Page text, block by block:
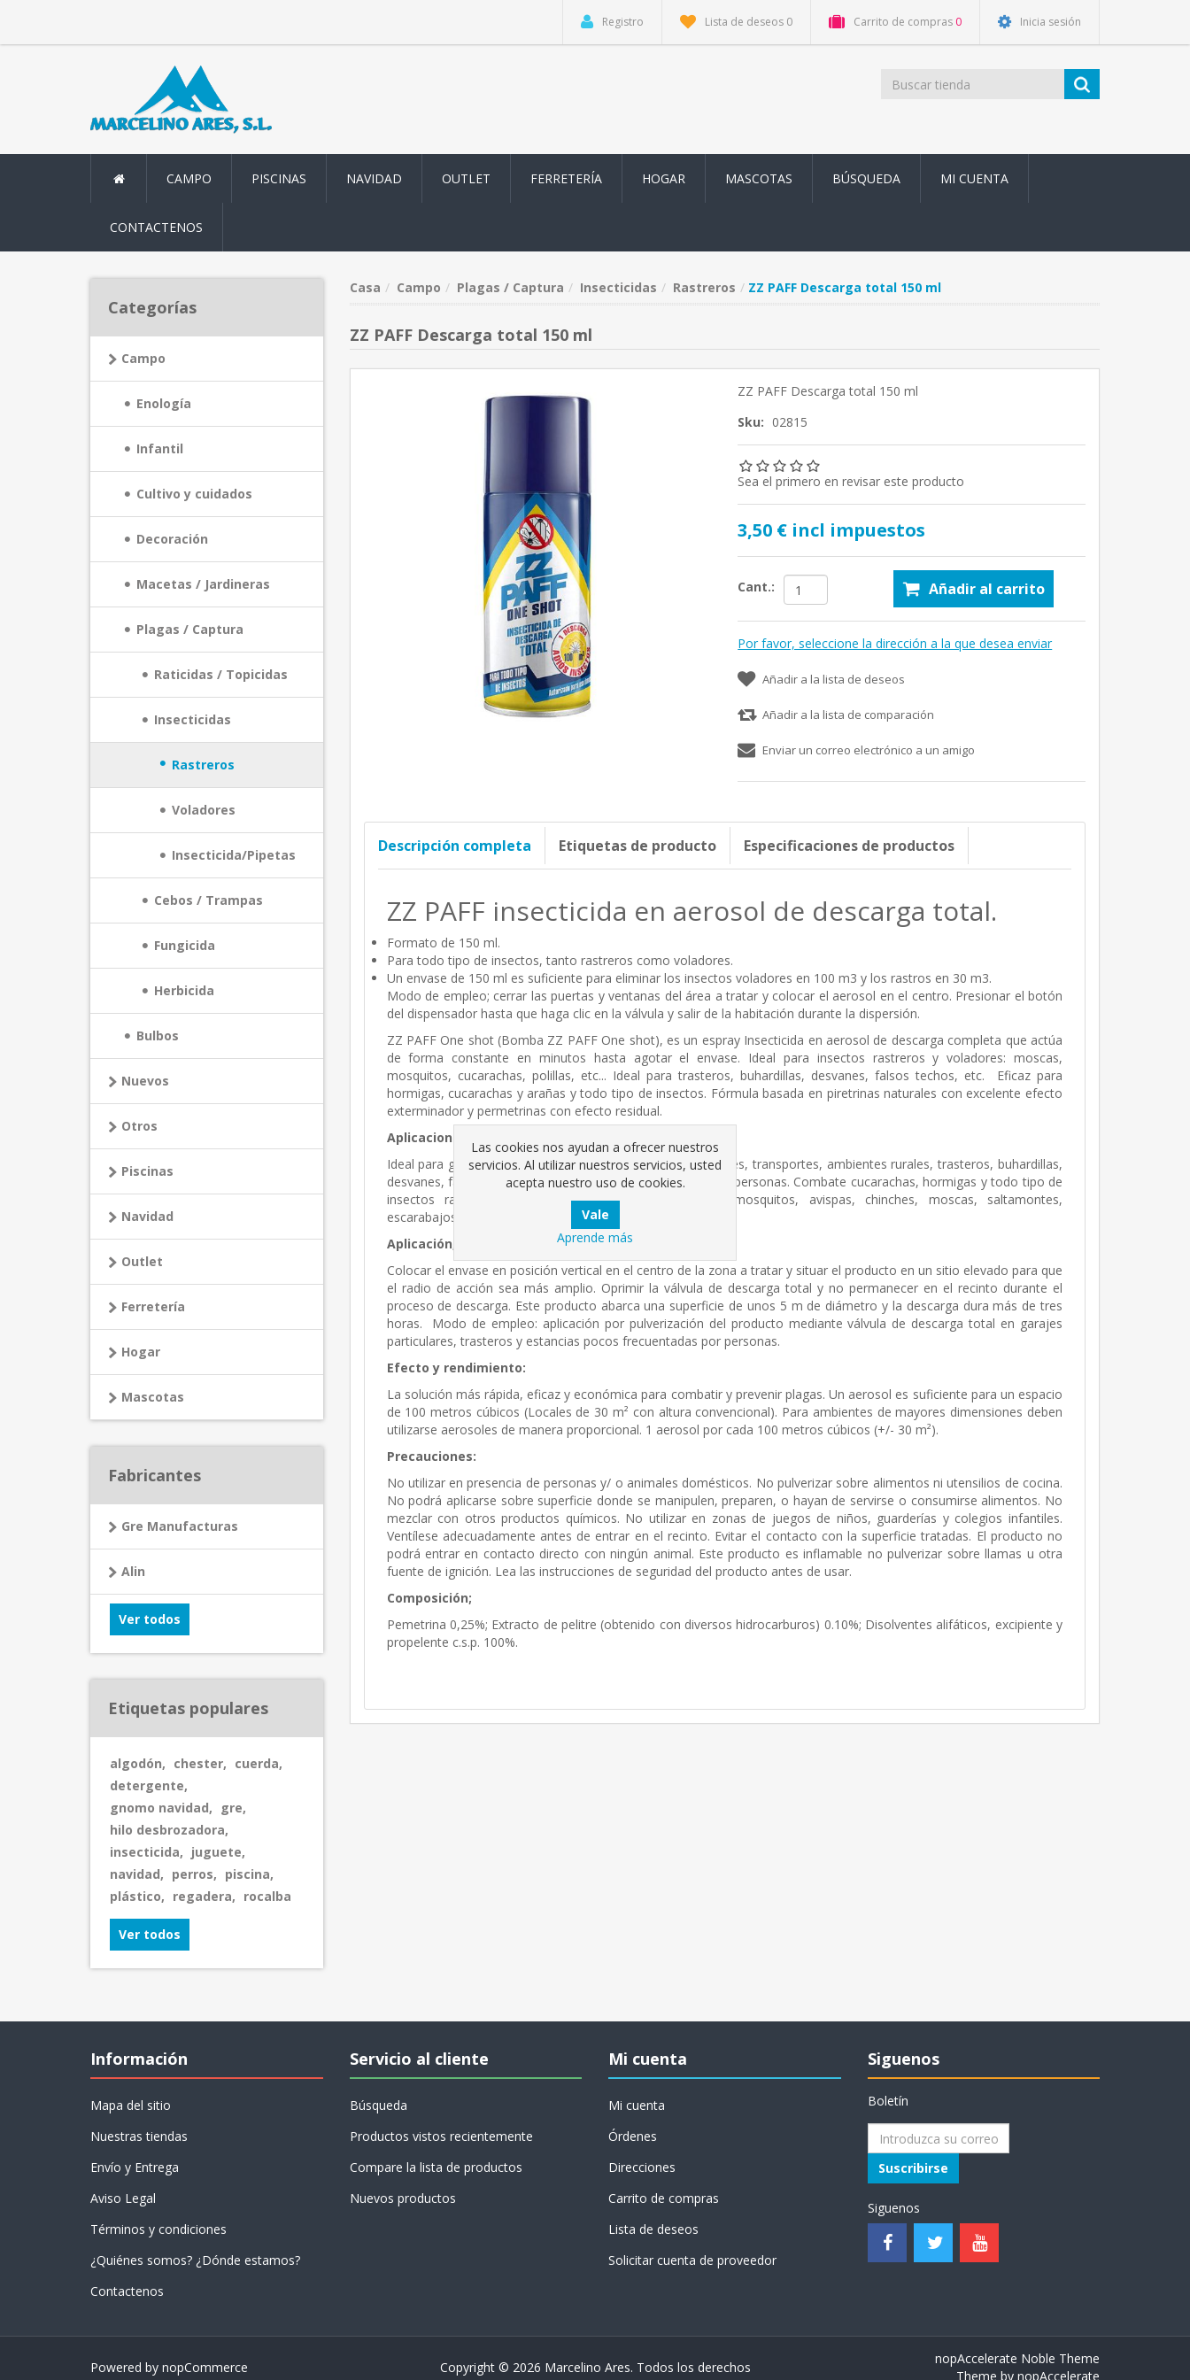
Registro Lista de deseos 0 Carrito de compras 0 Inicia sesión
CAMPO PISCINAS NAVIDAD OUTLET FERRETERÍA HOGAR MASCOTAS BÚSQUEDA MI CUENTA
CONTACTENOS
Casa Campo Plagas / Captura Insecticidas Rastreros ZZ PAFF Descarga total 150 ml
ZZ PAFF Descarga total 150 ml
ZZ PAFF Descarga total 150 ml
Sku: 02815
Sea el primero en revisar este producto
3,50 € incl impuestos
Cant.: Añadir al carrito
Por favor, seleccione la dirección a la que desea enviar
Añadir a la lista de deseos
Añadir a la lista de comparación
Enviar un correo electrónico a un amigo
Descripción completa Etiquetas de producto Especificaciones de productos
ZZ PAFF insecticida en aerosol de descarga total.
Formato de 150 ml.
Para todo tipo de insectos, tanto rastreros como voladores.
Un envase de 150 ml es suficiente para eliminar los insectos voladores en 100 m3 y los rastros en 30 m3.
Modo de empleo; cerrar las puertas y ventanas del área a tratar y colocar el aerosol en el centro. Presionar el botón
del dispensador hasta que haga clic en la válvula y salir de la habitación durante la dispersión.
ZZ PAFF One shot (Bomba ZZ PAFF One shot), es un espray Insecticida en aerosol de descarga completa que actúa
de forma constante en minutos hasta agotar el envase. Ideal para insectos rastreros y voladores: moscas,
mosquitos, cucarachas, polillas, etc... Ideal para trasteros, buhardillas, desvanes, falsos techos, etc. Eficaz para
hormigas, cucarachas y arañas y todo tipo de insectos. Fórmula basada en piretrinas naturales con excelente efecto
exterminador y permetrinas con efecto residual.
Aplicaciones y usos:
Ideal para garajes, locales comerciales, almacenes, albergues, transportes, ambientes rurales, trasteros, buhardillas,
desvanes, falsos techos y estancias poco frecuentadas por personas. Combate cucarachas, hormigas y todo tipo de
insectos rastreros (pulgas, ácaros, hormigas, polillas, mosquitos, avispas, chinches, moscas, saltamontes,
escarabajos, hormigas, cucarachas, arañas, etc.).
Aplicación, dosis y modo de empleo:
Colocar el envase en posición vertical en el centro de la zona a tratar y situar el producto en un sitio elevado para que
el radio de acción sea más amplio. Oprimir la válvula de descarga total y no permanecer en el recinto durante el
proceso de descarga. Este producto abarca una superficie de unos 5 m de diámetro y la descarga dura más de tres
horas. Modo de empleo: aplicación por pulverización del producto mediante válvula de descarga total en garajes
particulares, trasteros y estancias pocos frecuentadas por personas.
Efecto y rendimiento:
La solución más rápida, eficaz y económica para combatir y prevenir plagas. Un aerosol es suficiente para un espacio
de 100 metros cúbicos (Locales de 30 m² con altura convencional). Para ambientes de mayores dimensiones deben
utilizarse aerosoles de manera proporcional. 1 aerosol por cada 100 metros cúbicos (+/- 30 m²).
Precauciones:
No utilizar en presencia de personas y/ o animales domésticos. No pulverizar sobre alimentos ni utensilios de cocina.
No podrá aplicarse sobre superficie donde se manipulen, preparen, o hayan de servirse o consumirse alimentos. No
mezclar con otros productos químicos. No utilizar en zonas de juegos de niños, guarderías y colegios infantiles.
Ventílese adecuadamente antes de entrar en el recinto. Evitar el contacto con la superficie tratadas. El producto no
podrá entrar en contacto directo con ningún animal. Este producto es inflamable no pulverizar sobre llamas u otra
fuente de ignición. Lea las instrucciones de seguridad del producto antes de usar.
Composición;
Pemetrina 0,25%; Extracto de pelitre (obtenido con diversos hidrocarburos) 0.10%; Disolventes alifáticos, excipiente y
propelente c.s.p. 100%.
Categorías
Campo
Enología
Infantil
Cultivo y cuidados
Decoración
Macetas / Jardineras
Plagas / Captura
Raticidas / Topicidas
Insecticidas
Rastreros
Voladores
Insecticida/Pipetas
Cebos / Trampas
Fungicida
Herbicida
Bulbos
Nuevos
Otros
Piscinas
Navidad
Outlet
Ferretería
Hogar
Mascotas
Fabricantes
Gre Manufacturas
Alin
Ver todos
Etiquetas populares
algodón, chester, cuerda,
detergente,
gnomo navidad, gre,
hilo desbrozadora,
insecticida, juguete,
navidad, perros, piscina,
plástico, regadera, rocalba
Ver todos
Información
Mapa del sitio
Nuestras tiendas
Envío y Entrega
Aviso Legal
Términos y condiciones
¿Quiénes somos? ¿Dónde estamos?
Contactenos
Servicio al cliente
Búsqueda
Productos vistos recientemente
Compare la lista de productos
Nuevos productos
Mi cuenta
Mi cuenta
Órdenes
Direcciones
Carrito de compras
Lista de deseos
Solicitar cuenta de proveedor
Siguenos
Boletín
Suscribirse
Siguenos
Powered by nopCommerce
Copyright © 2026 Marcelino Ares. Todos los derechos
nopAccelerate Noble Theme
Theme by nopAccelerate
Las cookies nos ayudan a ofrecer nuestros
servicios. Al utilizar nuestros servicios, usted
acepta nuestro uso de cookies.
Aprende más